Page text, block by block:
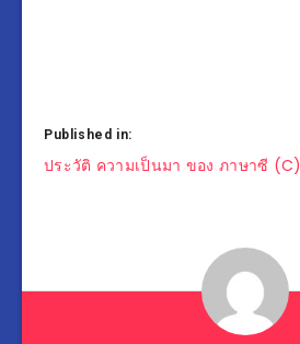
Published in:
แนะแนว
ประวัติ ความเป็นมา ของ ภาษาซี (C)